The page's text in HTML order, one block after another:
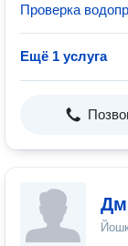
Проверка
Ещё 1 услуга